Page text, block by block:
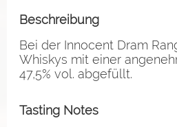
Beschreibung
Bei der Innocent Dram
Whiskys mit einer
47,5% vol. abgefüllt.
Tasting Notes